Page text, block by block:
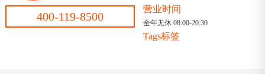
400-119-8500
营业时间
全年无休 08:00-20:30
Tags标签